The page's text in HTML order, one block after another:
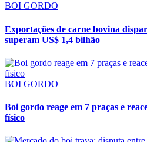
BOI GORDO
Exportações de carne bovina
superam US$ 1,4 bilhão
BOI GORDO
Boi gordo reage em 7 praças e
físico